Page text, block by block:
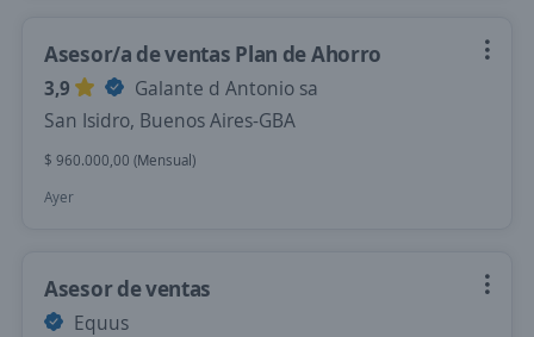
Asesor/a de ventas Plan de Ahorro
3,9
Galante d Antonio sa
San Isidro, Buenos Aires-GBA
$ 960.000,00 (Mensual)
Ayer
Asesor de ventas
Equus